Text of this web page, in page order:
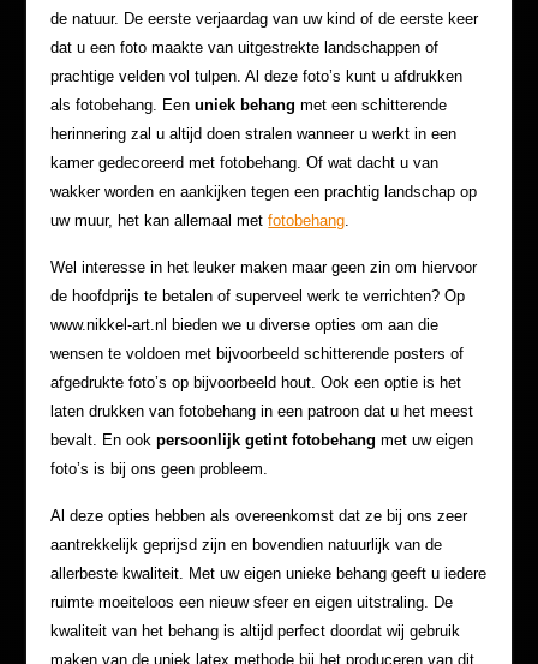
de natuur. De eerste verjaardag van uw kind of de eerste keer
dat u een foto maakte van uitgestrekte landschappen of
prachtige velden vol tulpen. Al deze foto’s kunt u afdrukken
als fotobehang. Eenuniek behang met een schitterende
herinnering zal u altijd doen stralen wanneer u werkt in een
kamer gedecoreerd met fotobehang. Of wat dacht u van
wakker worden en aankijken tegen een prachtig landschap op
uw muur, het kan allemaal metfotobehang.
Wel interesse in het leuker maken maar geen zin om hiervoor
de hoofdprijs te betalen of superveel werk te verrichten? Op
www.nikkel-art.nl bieden we u diverse opties om aan die
wensen te voldoen met bijvoorbeeld schitterende posters of
afgedrukte foto’s op bijvoorbeeld hout. Ook een optie is het
laten drukken van fotobehang in een patroon dat u het meest
bevalt. En ookpersoonlijk getint fotobehang met uw eigen
foto’s is bij ons geen probleem.
Al deze opties hebben als overeenkomst dat ze bij ons zeer
aantrekkelijk geprijsd zijn en bovendien natuurlijk van de
allerbeste kwaliteit. Met uw eigen unieke behang geeft u iedere
ruimte moeiteloos een nieuw sfeer en eigen uitstraling. De
kwaliteit van het behang is altijd perfect doordat wij gebruik
maken van de uniek latex methode bij het produceren van dit